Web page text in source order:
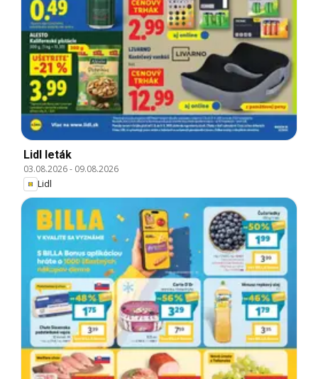
Lidl leták
03.08.2026- 09.08.2026
Lidl